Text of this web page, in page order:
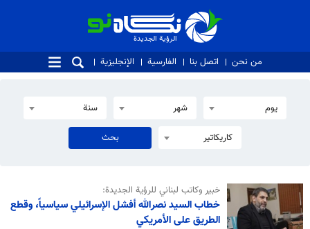
الرؤية الجديدة
الرؤية الجديدة
من نحن اتصل بنا الفارسية الإنجليزية
يوم شهر سنة
كاريكاتير
خبير وكاتب لبناني للرؤية الجديدة:
خطاب السيد نصرالله أفشل الإسرائيلي سياسياً، وقطع
الطريق على الأمريكي